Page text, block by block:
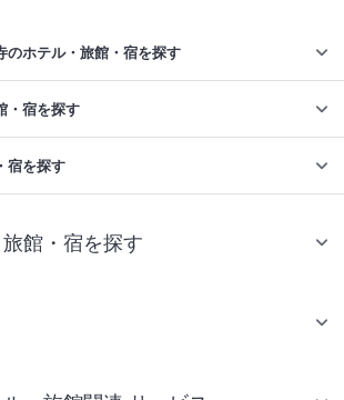
のホテル・旅館・宿を探す
・宿を探す
宿を探す
館・宿を探す